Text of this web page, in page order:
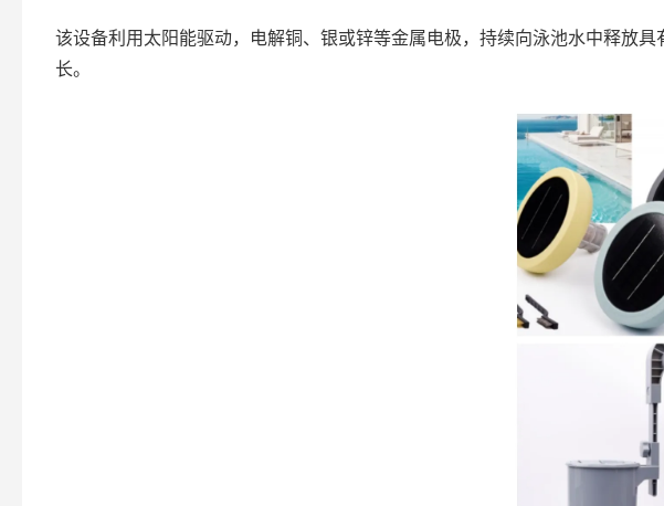
该设备利用太阳能驱动，电解铜、银或锌等金属电极，持续向泳池水中释放
长。